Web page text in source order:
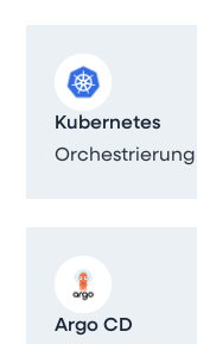
Kubernetes
Argo CD